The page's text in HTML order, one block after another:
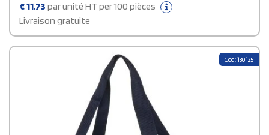
€11,73 par unité HT per 100 pièces
Livraison gratuite
Cod: 130125